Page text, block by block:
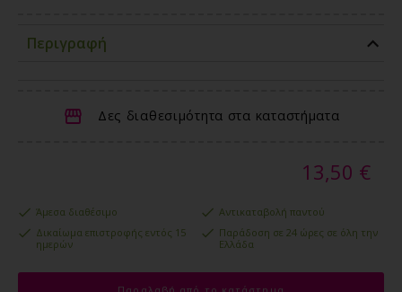
Περιγραφή
Δες διαθεσιμότητα στα καταστήματα
13,50 €
Άμεσα διαθέσιμο
Αντικαταβολή παντού
Δικαίωμα επιστροφής εντός 15
ημερών
Παράδοση σε 24 ώρες σε όλη την
Ελλάδα